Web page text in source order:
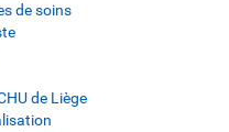
de soins
de Liège